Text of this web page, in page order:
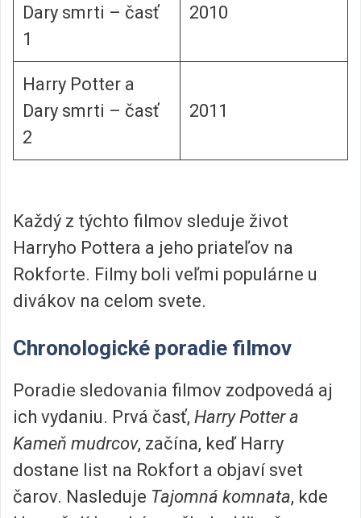
Dary smrti – časť
1
2010
Harry Potter a
Dary smrti – časť
2
2011
Každý z týchto filmov sleduje život
Harryho Pottera a jeho priateľov na
Rokforte. Filmy boli veľmi populárne u
divákov na celom svete.
Chronologické poradie filmov
Poradie sledovania filmov zodpovedá aj
ich vydaniu. Prvá časť, Harry Potter a
Kameň mudrcov, začína, keď Harry
dostane list na Rokfort a objaví svet
čarov. Nasleduje Tajomná komnata, kde